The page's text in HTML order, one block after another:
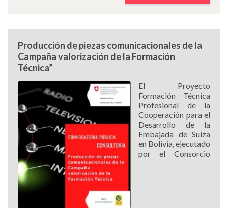
Producción de piezas comunicacionales de la
Campaña valorización de la Formación
Técnica”
El Proyecto
Formación Técnica
Profesional de la
Cooperación para el
Desarrollo de la
Embajada de Suiza
en Bolivia, ejecutado
por el Consorcio